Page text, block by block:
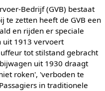
Bedrijf (GVB) bestaat
te zetten heeft de GVB een
en rijden er speciale
uit 1913 vervoert
tot stilstand gebracht
uit 1930 draagt
roken', 'verboden te
in traditionele